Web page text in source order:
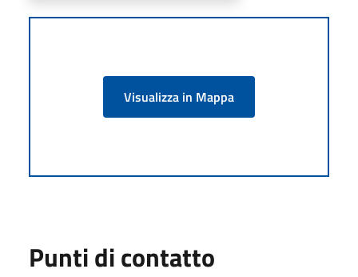
Visualizza in Mappa
Punti di contatto